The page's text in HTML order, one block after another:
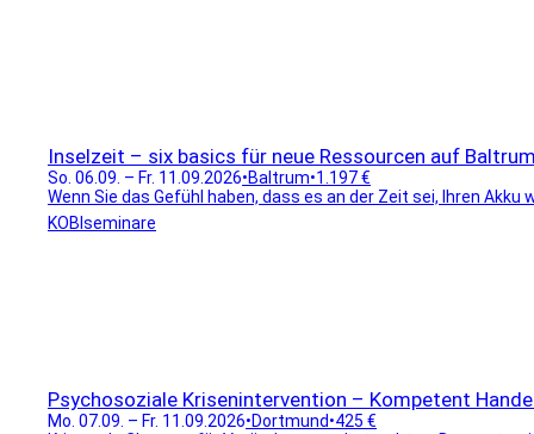
Inselzeit – six basics für neue Ressourcen auf
So. 06.09. – Fr. 11.09.2026•Baltrum•1.197 €
Wenn Sie das Gefühl haben, dass es an der Zeit sei, Ihren
KOBIseminare
Psychosoziale Krisenintervention – Kompetent
Mo. 07.09. – Fr. 11.09.2026•Dortmund•425 €